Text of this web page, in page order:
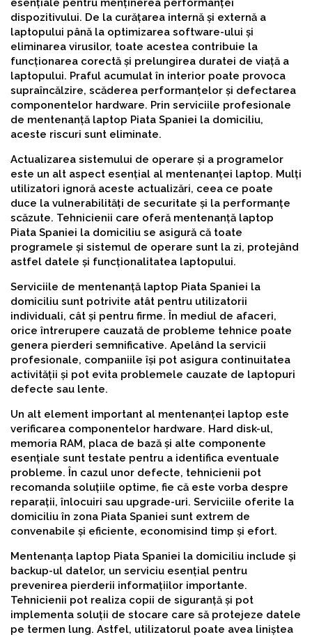
esențiale pentru menținerea performanței
dispozitivului. De la curățarea internă și externă a
laptopului până la optimizarea software-ului și
eliminarea virusilor, toate acestea contribuie la
funcționarea corectă și prelungirea duratei de viață a
laptopului. Praful acumulat în interior poate provoca
supraîncălzire, scăderea performanțelor și defectarea
componentelor hardware. Prin serviciile profesionale
de mentenanță laptop Piata Spaniei la domiciliu,
aceste riscuri sunt eliminate.
Actualizarea sistemului de operare și a programelor
este un alt aspect esențial al mentenanței laptop. Mulți
utilizatori ignoră aceste actualizări, ceea ce poate
duce la vulnerabilități de securitate și la performanțe
scăzute. Tehnicienii care oferă mentenanță laptop
Piata Spaniei la domiciliu se asigură că toate
programele și sistemul de operare sunt la zi, protejând
astfel datele și funcționalitatea laptopului.
Serviciile de mentenanță laptop Piata Spaniei la
domiciliu sunt potrivite atât pentru utilizatorii
individuali, cât și pentru firme. În mediul de afaceri,
orice întrerupere cauzată de probleme tehnice poate
genera pierderi semnificative. Apelând la servicii
profesionale, companiile își pot asigura continuitatea
activității și pot evita problemele cauzate de laptopuri
defecte sau lente.
Un alt element important al mentenanței laptop este
verificarea componentelor hardware. Hard disk-ul,
memoria RAM, placa de bază și alte componente
esențiale sunt testate pentru a identifica eventuale
probleme. În cazul unor defecte, tehnicienii pot
recomanda soluțiile optime, fie că este vorba despre
reparații, înlocuiri sau upgrade-uri. Serviciile oferite la
domiciliu în zona Piata Spaniei sunt extrem de
convenabile și eficiente, economisind timp și efort.
Mentenanța laptop Piata Spaniei la domiciliu include și
backup-ul datelor, un serviciu esențial pentru
prevenirea pierderii informațiilor importante.
Tehnicienii pot realiza copii de siguranță și pot
implementa soluții de stocare care să protejeze datele
pe termen lung. Astfel, utilizatorul poate avea liniștea